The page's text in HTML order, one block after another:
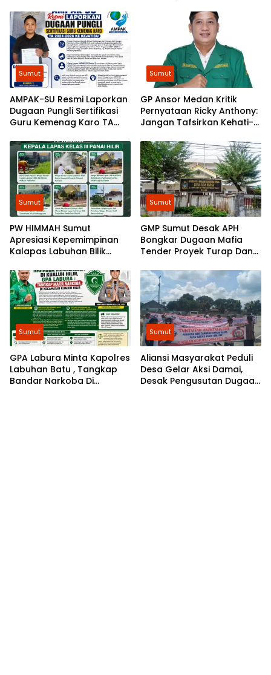
Jangan Ada yang Kebal
Hukum!
Berlandaskan Hukum”
Sumut
AMPAK-SU Resmi Laporkan
Dugaan Pungli Sertifikasi
Guru Kemenag Karo TA
Sumut
GP Ansor Medan Kritik
Pernyataan Ricky Anthony:
Jangan Tafsirkan Kehati-
Arogansi
Sumut
​PW HIMMAH Sumut
Apresiasi Kepemimpinan
Kalapas Labuhan Bilik
Pemasyarakatan Humanis
Sumut
GMP Sumut Desak APH
Bongkar Dugaan Mafia
Tender Proyek Turap Dan
SMSL dalam Peredaman
Aksi Mahasiswa Diminta
Diusut
Sumut
GPA Labura Minta Kapolres
Labuhan Batu , Tangkap
Bandar Narkoba Di
Sumut
Aliansi Masyarakat Peduli
Desa Gelar Aksi Damai,
Desak Pengusutan Dugaan